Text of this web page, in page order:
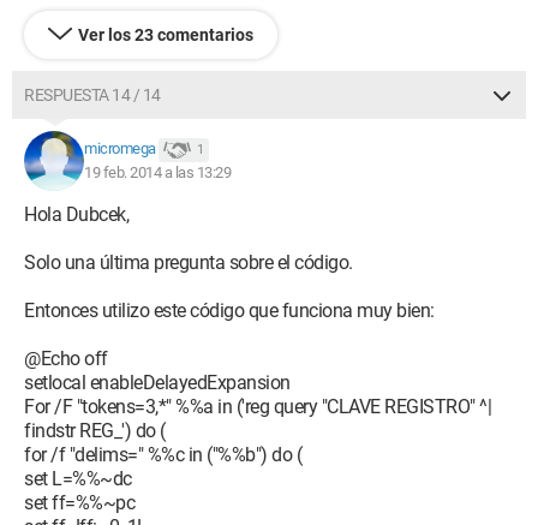
Ver los 23 comentarios
RESPUESTA 14 / 14
micromega 1
19 feb. 2014 a las 13:29
Hola Dubcek,
Solo una última pregunta sobre el código.
Entonces utilizo este código que funciona muy bien:
@Echo off
setlocal enableDelayedExpansion
For /F "tokens=3,*" %%a in ('reg query "CLAVE REGISTRO" ^|
findstr REG_') do (
for /f "delims=" %%c in ("%%b") do (
set L=%%~dc
set ff=%%~pc